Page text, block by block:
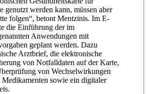
genutzt werden kann, müssen aber
folgen“, betont Mentzinis. Im E-
die Einführung der im
Anwendungen mit
geplant werden. Dazu
Arztbrief, die elektronische
von Notfalldaten auf der Karte,
von Wechselwirkungen
Medikamenten sowie ein digitaler